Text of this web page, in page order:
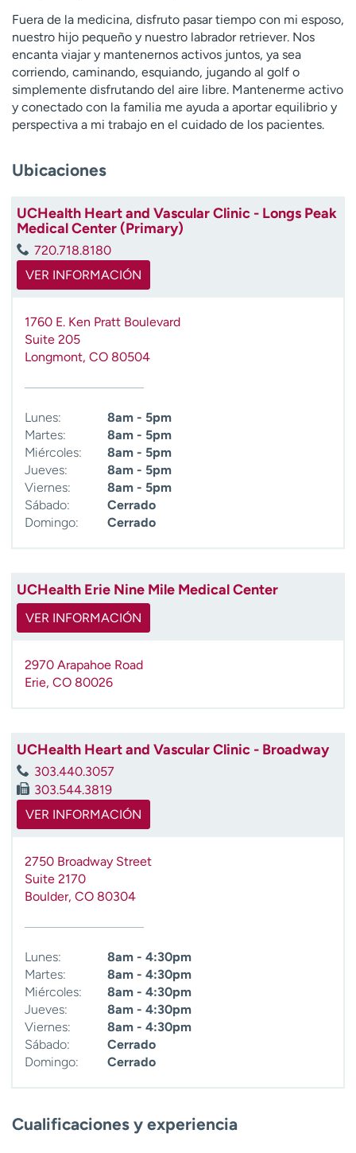
n
c
o
n
t
r
a
Fuera de la medicina, disfruto pasar tiempo con mi esposo,
nuestro hijo pequeño y nuestro labrador retriever. Nos
encanta viajar y mantenernos activos juntos, ya sea
corriendo, caminando, esquiando, jugando al golf o
simplemente disfrutando del aire libre. Mantenerme activo
y conectado con la familia me ayuda a aportar equilibrio y
perspectiva a mi trabajo en el cuidado de los pacientes.
Ubicaciones
UCHealth Heart and Vascular Clinic - Longs Peak
Medical Center (Primary)
720.718.8180
VER INFORMACIÓN
1760 E. Ken Pratt Boulevard
Suite 205
Longmont, CO 80504
Lunes:
8am - 5pm
Martes:
8am - 5pm
Miércoles:
8am - 5pm
Jueves:
8am - 5pm
Viernes:
8am - 5pm
Sábado:
Cerrado
Domingo:
Cerrado
UCHealth Erie Nine Mile Medical Center
VER INFORMACIÓN
2970 Arapahoe Road
Erie, CO 80026
UCHealth Heart and Vascular Clinic - Broadway
303.440.3057
303.544.3819
VER INFORMACIÓN
2750 Broadway Street
Suite 2170
Boulder, CO 80304
Lunes:
8am - 4:30pm
Martes:
8am - 4:30pm
Miércoles:
8am - 4:30pm
Jueves:
8am - 4:30pm
Viernes:
8am - 4:30pm
Sábado:
Cerrado
Domingo:
Cerrado
Cualificaciones y experiencia